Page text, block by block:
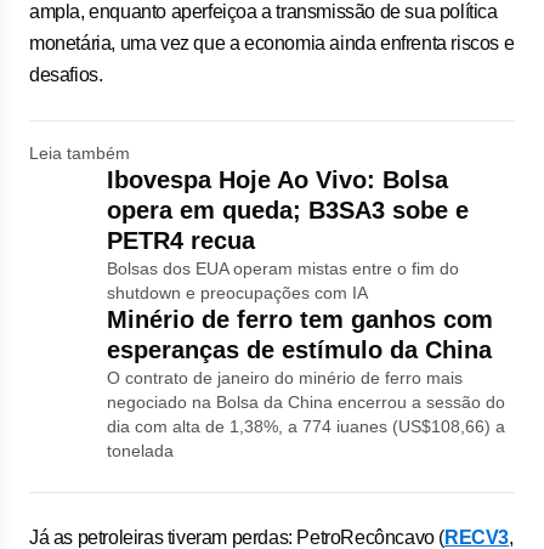
ampla, enquanto aperfeiçoa a transmissão de sua política
monetária, uma vez que a economia ainda enfrenta riscos e
desafios.
Leia também
Ibovespa Hoje Ao Vivo: Bolsa
opera em queda; B3SA3 sobe e
PETR4 recua
Bolsas dos EUA operam mistas entre o fim do
shutdown e preocupações com IA
Minério de ferro tem ganhos com
esperanças de estímulo da China
O contrato de janeiro do minério de ferro mais
negociado na Bolsa da China encerrou a sessão do
dia com alta de 1,38%, a 774 iuanes (US$108,66) a
tonelada
Já as petroleiras tiveram perdas: PetroRecôncavo (RECV3,